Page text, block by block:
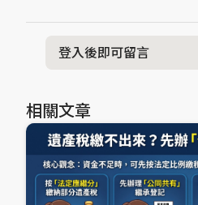
登入後即可留言
相關文章